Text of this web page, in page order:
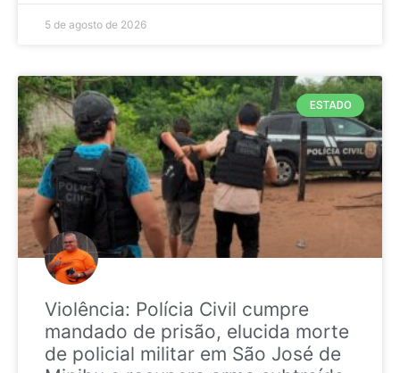
5 de agosto de 2026
ESTADO
Violência: Polícia Civil cumpre
mandado de prisão, elucida morte
de policial militar em São José de